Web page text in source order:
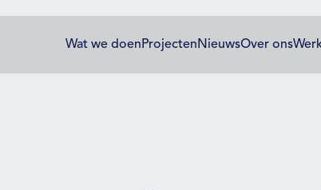
Wat we doen Projecten NieuwsOver ons